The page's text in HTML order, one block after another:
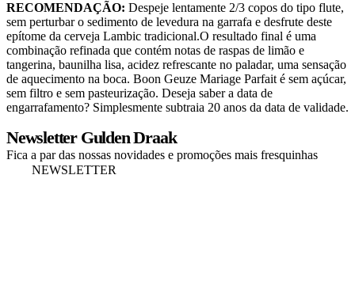
RECOMENDAÇÃO: Despeje lentamente 2/3 copos do tipo flute,
sem perturbar o sedimento de levedura na garrafa e desfrute deste
epítome da cerveja Lambic tradicional.O resultado final é uma
combinação refinada que contém notas de raspas de limão e
tangerina, baunilha lisa, acidez refrescante no paladar, uma sensação
de aquecimento na boca. Boon Geuze Mariage Parfait é sem açúcar,
sem filtro e sem pasteurização. Deseja saber a data de
engarrafamento? Simplesmente subtraia 20 anos da data de validade.
Newsletter Gulden Draak
Fica a par das nossas novidades e promoções mais fresquinhas
NEWSLETTER